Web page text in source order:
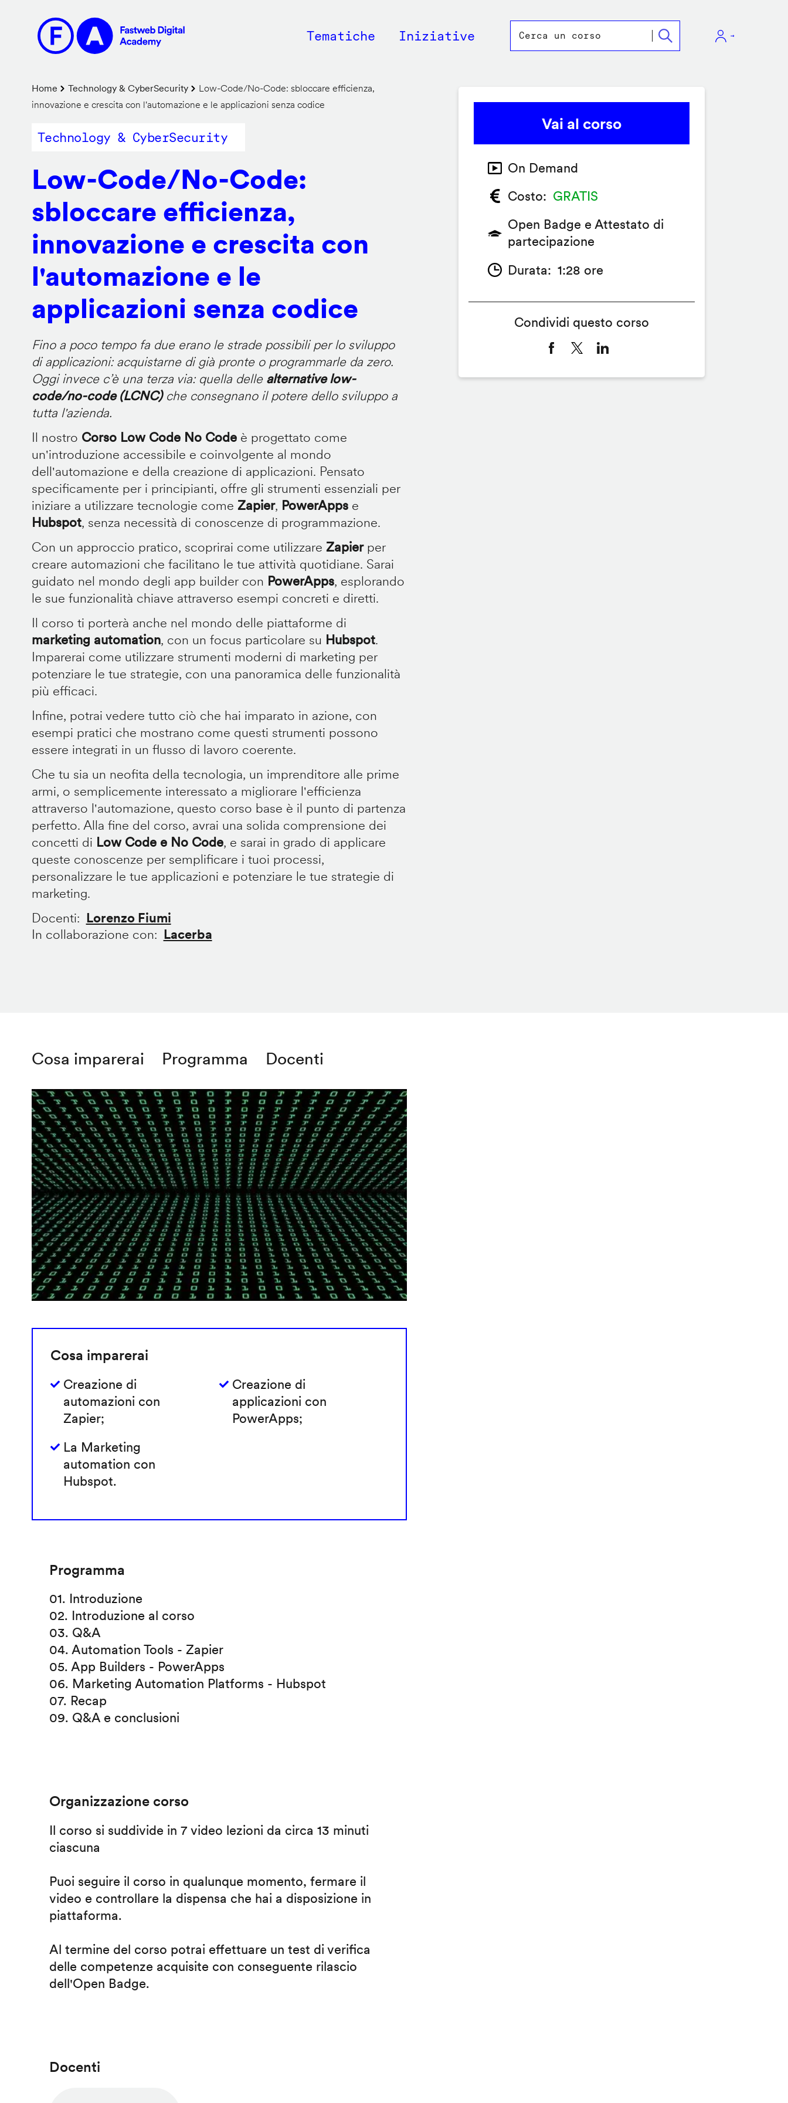
contenuto
principale
Main
Tematiche Iniziative
Briciole
di
pane
Home Technology & CyberSecurity
Low-Code/No-Code: sbloccare efficienza,
innovazione e crescita con l'automazione e le applicazioni senza codice
Technology & CyberSecurity
Low-Code/No-Code:
sbloccare efficienza,
innovazione e crescita con
l'automazione e le
applicazioni senza codice
Fino a poco tempo fa due erano le strade possibili per lo sviluppo
di applicazioni: acquistarne di già pronte o programmarle da zero.
Oggi invece c’è una terza via: quella delle alternative low-
code/no-code (LCNC)che consegnano il potere dello sviluppo a
tutta l'azienda.
Il nostro Corso Low Code No Codeè progettato come
un'introduzione accessibile e coinvolgente al mondo
dell'automazione e della creazione di applicazioni. Pensato
specificamente per i principianti, offre gli strumenti essenziali per
iniziare a utilizzare tecnologie come Zapier, PowerAppse
Hubspot, senza necessità di conoscenze di programmazione.
Con un approccio pratico, scoprirai come utilizzare Zapierper
creare automazioni che facilitano le tue attività quotidiane. Sarai
guidato nel mondo degli app builder con PowerApps, esplorando
le sue funzionalità chiave attraverso esempi concreti e diretti.
Il corso ti porterà anche nel mondo delle piattaforme di
marketing automation, con un focus particolare su Hubspot.
Imparerai come utilizzare strumenti moderni di marketing per
potenziare le tue strategie, con una panoramica delle funzionalità
più efficaci.
Infine, potrai vedere tutto ciò che hai imparato in azione, con
esempi pratici che mostrano come questi strumenti possono
essere integrati in un flusso di lavoro coerente.
Che tu sia un neofita della tecnologia, un imprenditore alle prime
armi, o semplicemente interessato a migliorare l'efficienza
attraverso l'automazione, questo corso base è il punto di partenza
perfetto. Alla fine del corso, avrai una solida comprensione dei
concetti di Low Code e No Code, e sarai in grado di applicare
queste conoscenze per semplificare i tuoi processi,
personalizzare le tue applicazioni e potenziare le tue strategie di
marketing.
Docenti
Lorenzo Fiumi
In collaborazione con
Lacerba
Cosa imparerai Programma Docenti
Cosa imparerai
Creazione di
automazioni con
Zapier;
Creazione di
applicazioni con
PowerApps;
La Marketing
automation con
Hubspot.
Programma
01. Introduzione
02. Introduzione al corso
03. Q&A
04. Automation Tools - Zapier
05. App Builders - PowerApps
06. Marketing Automation Platforms - Hubspot
07. Recap
09. Q&A e conclusioni
Organizzazione corso
Il corso si suddivide in 7 video lezioni da circa 13 minuti
ciascuna
Puoi seguire il corso in qualunque momento, fermare il
video e controllare la dispensa che hai a disposizione in
piattaforma.
Al termine del corso potrai effettuare un test di verifica
delle competenze acquisite con conseguente rilascio
dell'Open Badge.
Docenti
Vai al corso
On Demand
Costo
GRATIS
Open Badge e Attestato di
partecipazione
Durata
1:28 ore
Condividi questo corso